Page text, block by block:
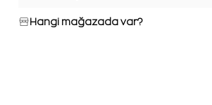
Hangi mağazada var?